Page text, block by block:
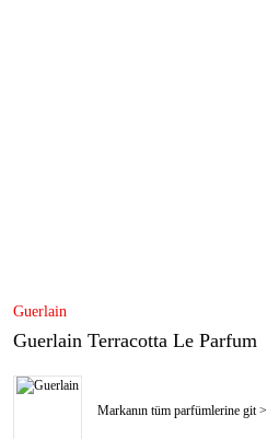
Guerlain
Guerlain Terracotta Le Parfum
Markanın tüm parfümlerine git >